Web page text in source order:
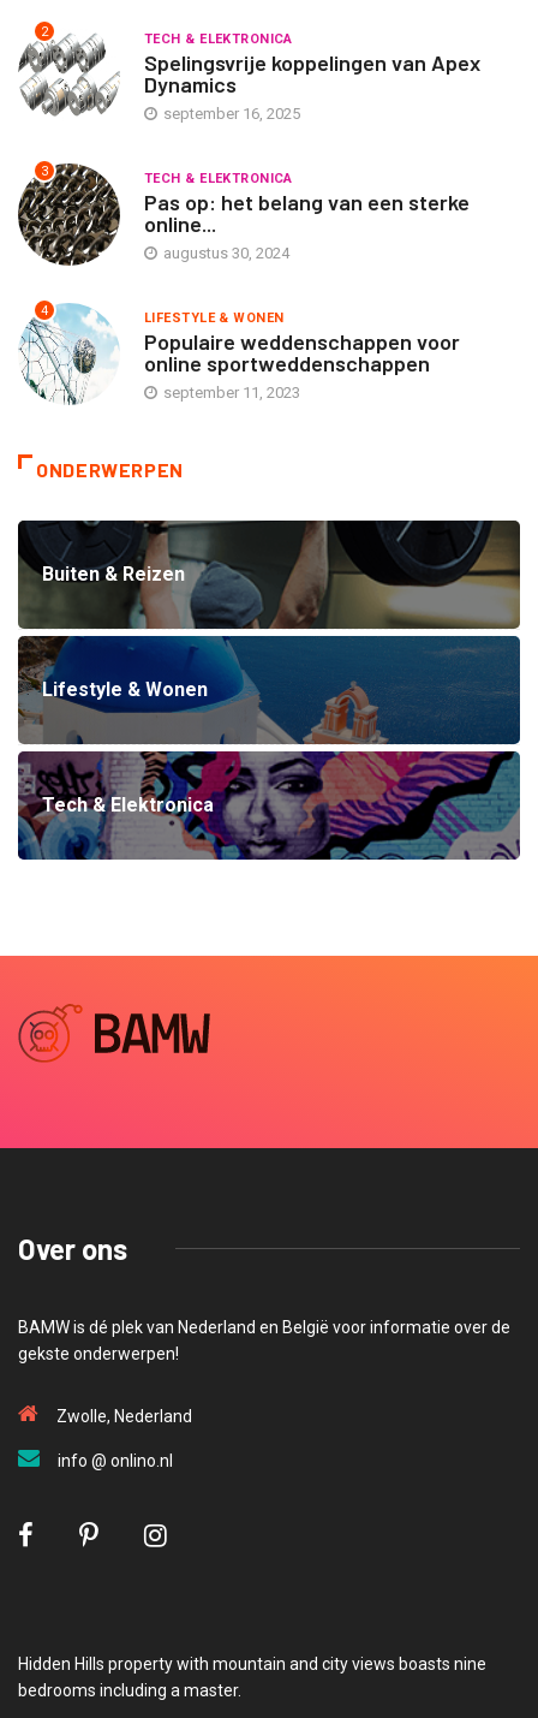
2 TECH & ELEKTRONICA
Spelingsvrije koppelingen van Apex
Dynamics
september 16, 2025
3 TECH & ELEKTRONICA
Pas op: het belang van een sterke
online...
augustus 30, 2024
4 LIFESTYLE & WONEN
Populaire weddenschappen voor
online sportweddenschappen
september 11, 2023
ONDERWERPEN
Buiten & Reizen
Lifestyle & Wonen
Tech & Elektronica
Over ons
BAMW is dé plek van Nederland en België voor informatie over de
gekste onderwerpen!
Zwolle, Nederland
info @ onlino.nl
Hidden Hills property with mountain and city views boasts nine
bedrooms including a master.